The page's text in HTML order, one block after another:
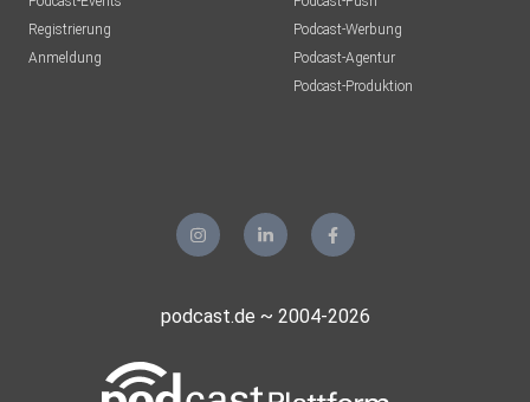
Registrierung
Anmeldung
Podcast-Werbung
Podcast-Agentur
Podcast-Produktion
podcast.de ~ 2004-2026